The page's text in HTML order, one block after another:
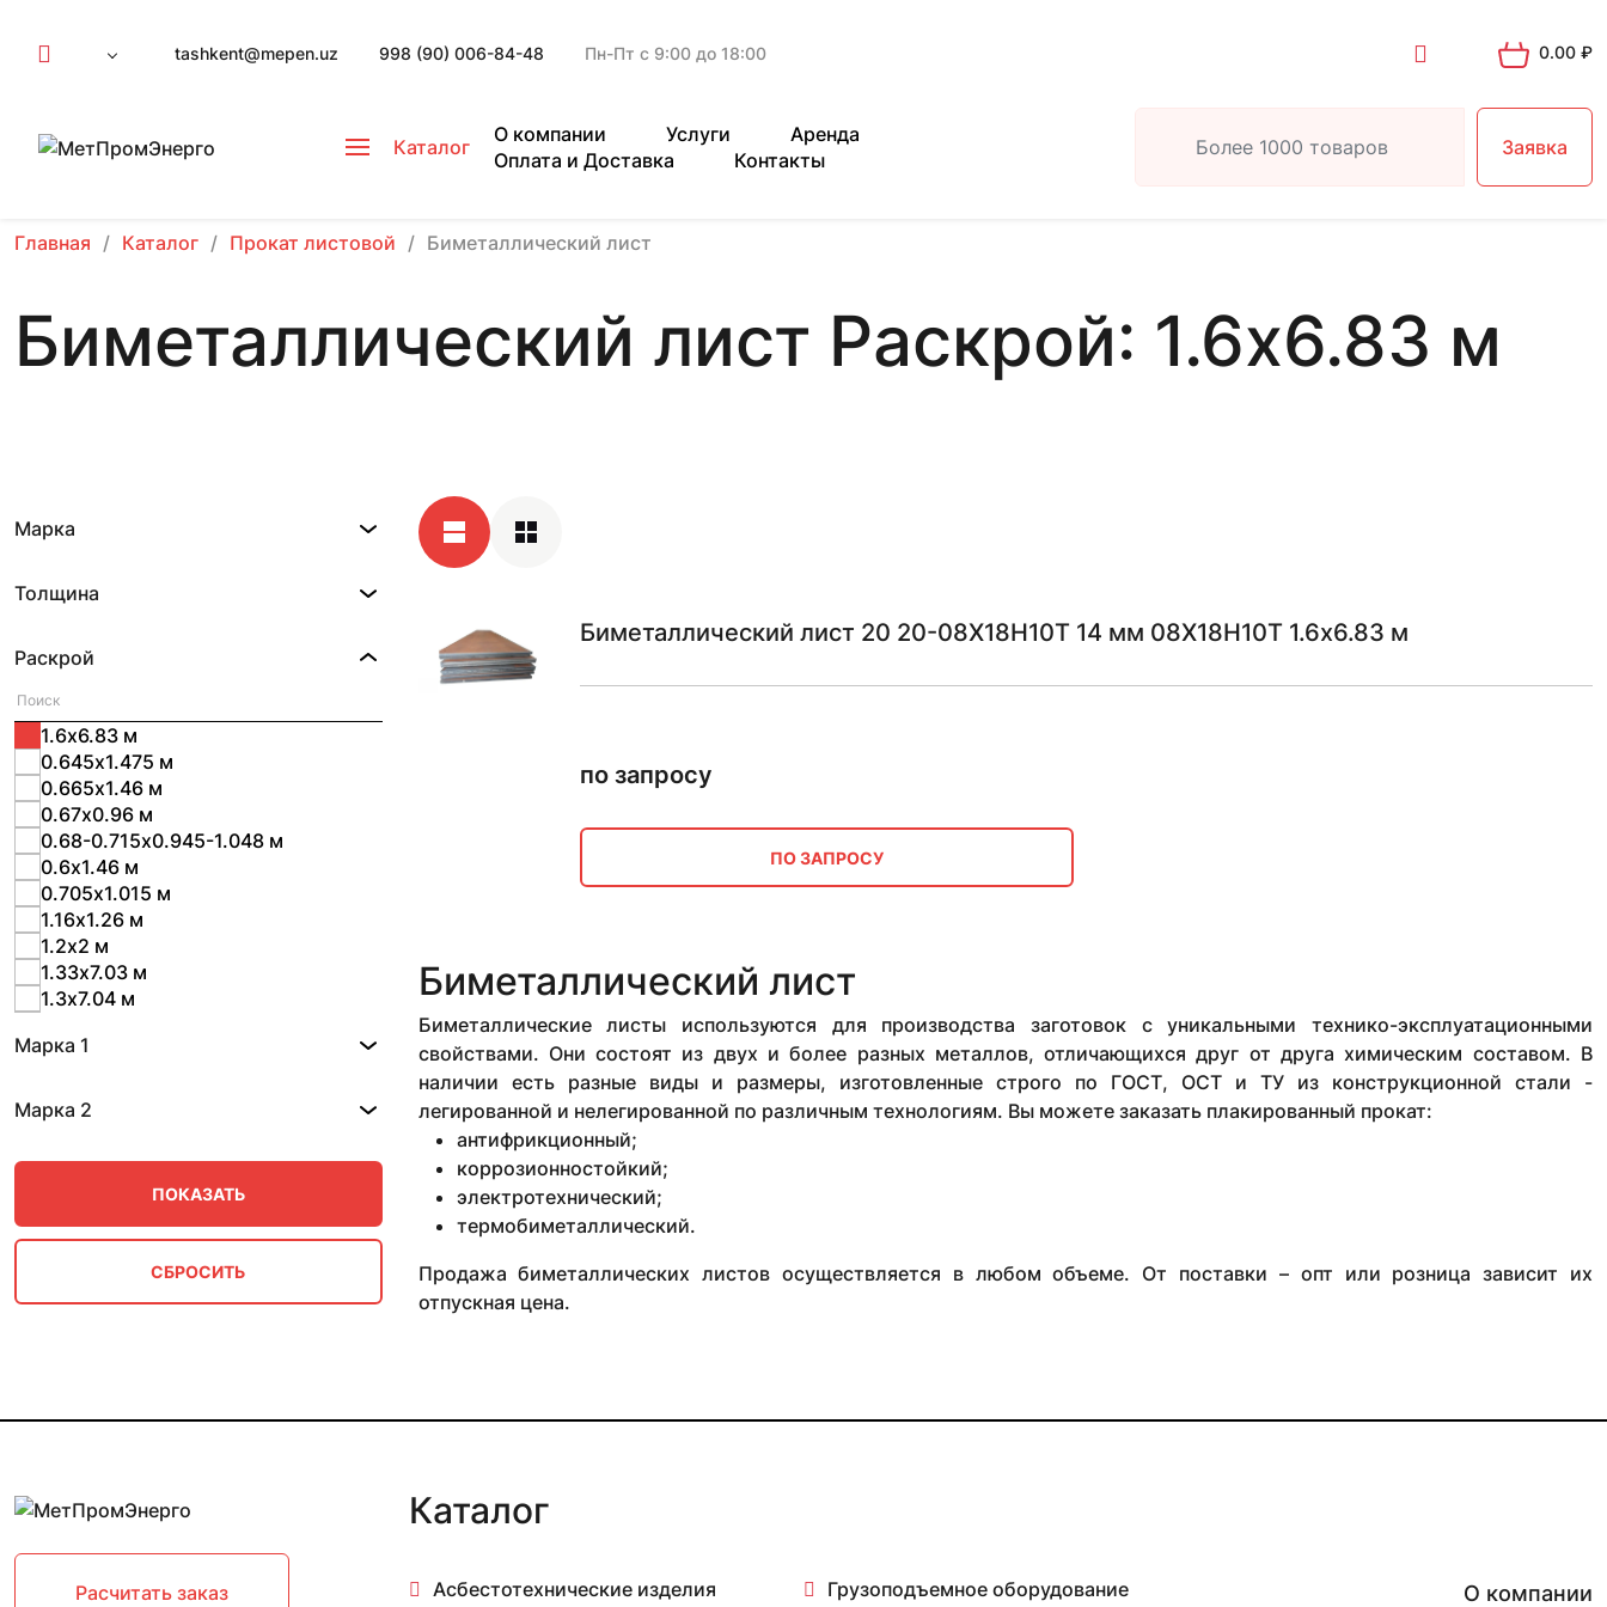
tashkent@mepen.uz 998 (90) 006-84-48 Пн-Пт с 9:00 до 18:00 0.00 ₽
Каталог
О компании Услуги
Аренда
Оплата и Доставка
Контакты
Заявка
Главная Каталог Прокат листовой Биметаллический лист
Биметаллический лист Раскрой: 1.6х6.83 м
Марка
Толщина
Раскрой
0.645х1.475 м
0.665х1.46 м
0.67х0.96 м
0.68-0.715х0.945-1.048 м
0.6х1.46 м
0.705х1.015 м
1.16х1.26 м
1.2х2 м
1.33х7.03 м
1.3х7.04 м
1.51х3.77 м
1.52х5.31 м
1.5х4.82 м
1.5х6 м
1.6х6.83 м
1.6х7.02 м
Марка 1
Марка 2
Биметаллический лист 20 20-08Х18Н10Т 14 мм 08Х18Н10Т 1.6х6.83 м
по запросу
ПО ЗАПРОСУ
Биметаллический лист
Биметаллические листы используются для производства заготовок с уникальными технико-эксплуатационными
свойствами. Они состоят из двух и более разных металлов, отличающихся друг от друга химическим составом. В
наличии есть разные виды и размеры, изготовленные строго по ГОСТ, ОСТ и ТУ из конструкционной стали -
легированной и нелегированной по различным технологиям. Вы можете заказать плакированный прокат:
антифрикционный;
коррозионностойкий;
электротехнический;
термобиметаллический.
Продажа биметаллических листов осуществляется в любом объеме. От поставки – опт или розница зависит их
отпускная цена.
Расчитать заказ
Каталог
Асбестотехнические изделия Грузоподъемное оборудование О компании